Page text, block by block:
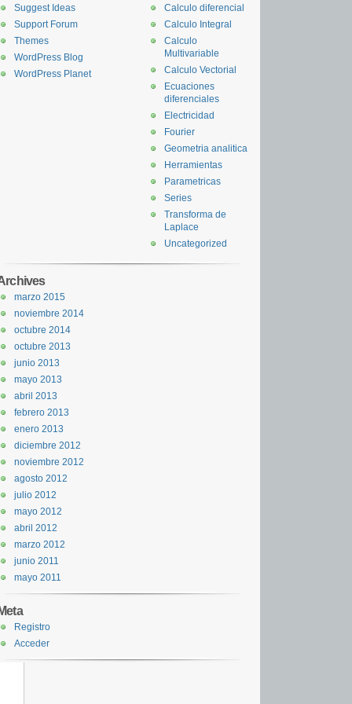
Calculo diferencial
Calculo Integral
Calculo
Multivariable
Calculo Vectorial
Ecuaciones
diferenciales
Electricidad
Fourier
Geometria analitica
Herramientas
Parametricas
Series
Transforma de
Laplace
Uncategorized
Suggest Ideas
Support Forum
Themes
WordPress Blog
WordPress Planet
marzo 2015
noviembre 2014
octubre 2014
octubre 2013
junio 2013
mayo 2013
abril 2013
febrero 2013
enero 2013
diciembre 2012
noviembre 2012
agosto 2012
julio 2012
mayo 2012
abril 2012
marzo 2012
junio 2011
mayo 2011
Registro
Acceder